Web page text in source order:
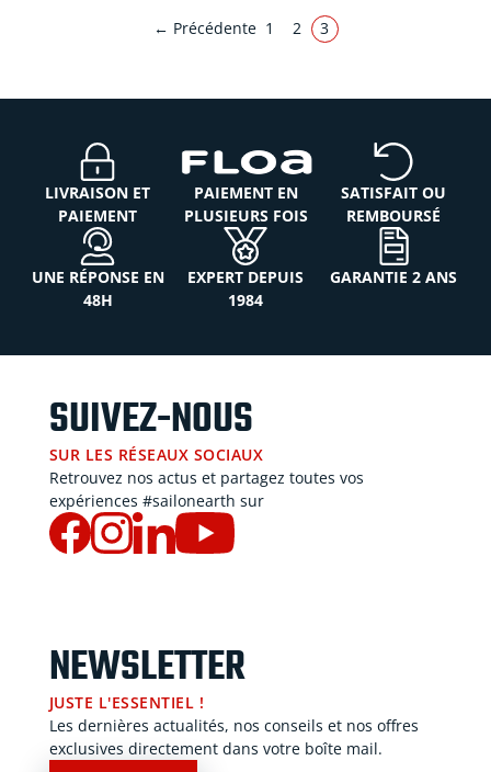
← Précédente 1 2 3
LIVRAISON ET
PAIEMENT
PAIEMENT EN
PLUSIEURS FOIS
SATISFAIT OU
REMBOURSÉ
UNE RÉPONSE EN
48H
EXPERT DEPUIS
1984
GARANTIE 2 ANS
SUIVEZ-NOUS
SUR LES RÉSEAUX SOCIAUX
Retrouvez nos actus et partagez toutes vos
expériences #sailonearth sur
NEWSLETTER
JUSTE L'ESSENTIEL !
Les dernières actualités, nos conseils et nos offres
exclusives directement dans votre boîte mail.